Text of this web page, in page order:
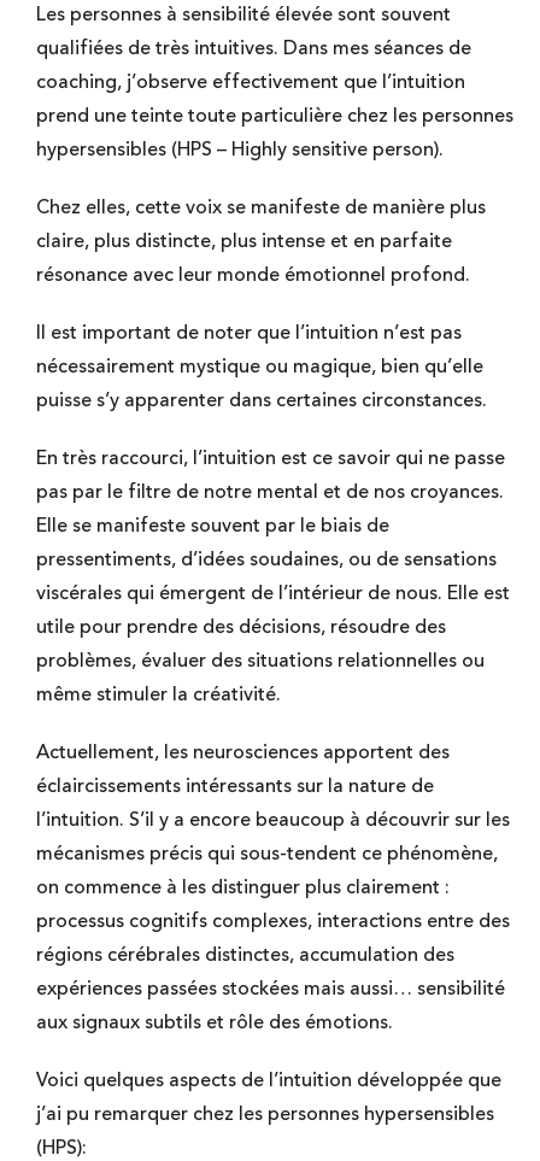
Les personnes à sensibilité élevée sont souvent
qualifiées de très intuitives. Dans mes séances de
coaching, j’observe effectivement que l’intuition
prend une teinte toute particulière chez les personnes
hypersensibles (HPS – Highly sensitive person).
Chez elles, cette voix se manifeste de manière plus
claire, plus distincte, plus intense et en parfaite
résonance avec leur monde émotionnel profond.
Il est important de noter que l’intuition n’est pas
nécessairement mystique ou magique, bien qu’elle
puisse s’y apparenter dans certaines circonstances.
En très raccourci, l’intuition est ce savoir qui ne passe
pas par le filtre de notre mental et de nos croyances.
Elle se manifeste souvent par le biais de
pressentiments, d’idées soudaines, ou de sensations
viscérales qui émergent de l’intérieur de nous. Elle est
utile pour prendre des décisions, résoudre des
problèmes, évaluer des situations relationnelles ou
même stimuler la créativité.
Actuellement, les neurosciences apportent des
éclaircissements intéressants sur la nature de
l’intuition. S’il y a encore beaucoup à découvrir sur les
mécanismes précis qui sous-tendent ce phénomène,
on commence à les distinguer plus clairement :
processus cognitifs complexes, interactions entre des
régions cérébrales distinctes, accumulation des
expériences passées stockées mais aussi… sensibilité
aux signaux subtils et rôle des émotions.
Voici quelques aspects de l’intuition développée que
j’ai pu remarquer chez les personnes hypersensibles
(HPS):